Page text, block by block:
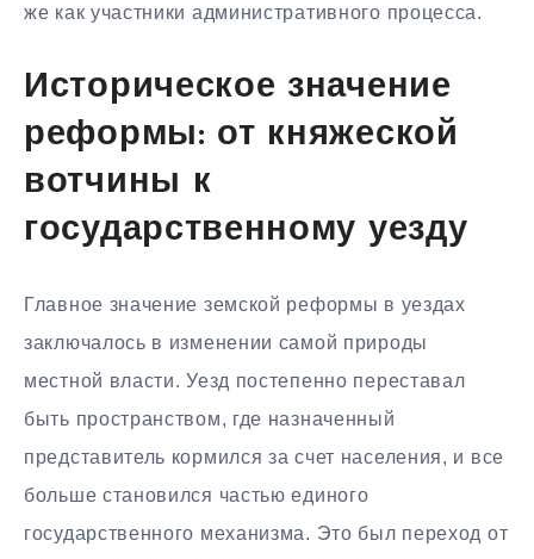
же как участники административного процесса.
Историческое значение
реформы: от княжеской
вотчины к
государственному уезду
Главное значение земской реформы в уездах
заключалось в изменении самой природы
местной власти. Уезд постепенно переставал
быть пространством, где назначенный
представитель кормился за счет населения, и все
больше становился частью единого
государственного механизма. Это был переход от